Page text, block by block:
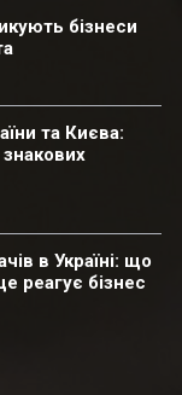
бізнеси
та Києва:
знакових
в Україні: що
реагує бізнес